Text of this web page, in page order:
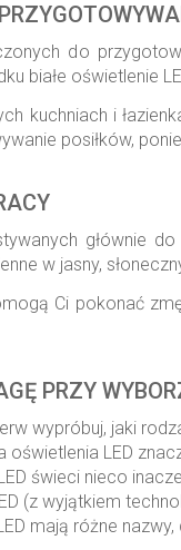
do
białe oświetlenie
kuchniach i
posiłków,
głównie
w jasny,
Ci pokonać
PRZY
wypróbuj, jaki
oświetlenia LED
świeci nieco
(z wyjątkiem
mają różne